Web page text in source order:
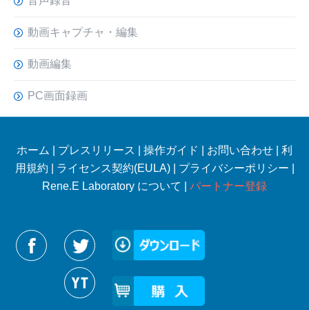
動画キャプチャ・編集
動画編集
PC画面録画
ホーム プレスリリース 操作ガイド お問い合わせ
利
用規約
ライセンス契約(EULA)| プライバシーポリシー
Rene.E Laboratory について | パートナー登録
Reneelabをフォローする